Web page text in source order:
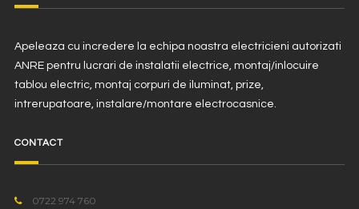
Apeleaza cu incredere la echipa noastra electricieni autorizati
ANRE pentru lucrari de instalatii electrice, montaj/inlocuire
tablou electric, montaj corpuri de iluminat, prize,
intrerupatoare, instalare/montare electrocasnice.
CONTACT
0722 974 760